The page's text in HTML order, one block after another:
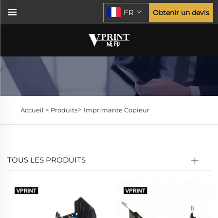
FR Obtenir un devis
Accueil > Produits> Imprimante Copieur
TOUS LES PRODUITS